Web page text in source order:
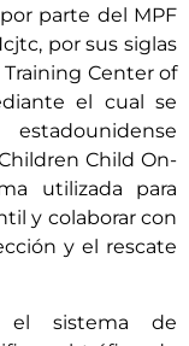
parte del MPF
por sus siglas
Center of
el cual se
Child On-
utilizada para
y colaborar con
y el rescate
el sistema de